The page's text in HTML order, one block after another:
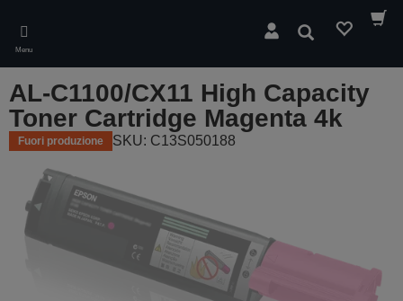
main
content
Menu
Cerca
AL-C1100/CX11 High Capacity
Toner Cartridge Magenta 4k
Fuori produzione SKU: C13S050188